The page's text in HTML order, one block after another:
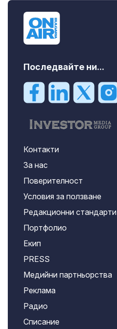
Последвайте ни...
Контакти
За нас
Поверителност
Условия за ползване
Редакционни стандарти
Портфолио
Екип
PRESS
Медийни партньорства
Реклама
Радио
Списание